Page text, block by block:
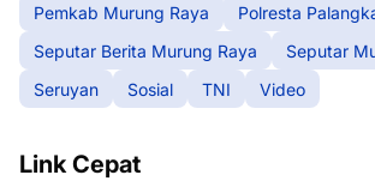
Pemkab Murung Raya
Polresta
Seputar Berita Murung Raya
Seputar
Seruyan
Sosial TNI Video
Link Cepat